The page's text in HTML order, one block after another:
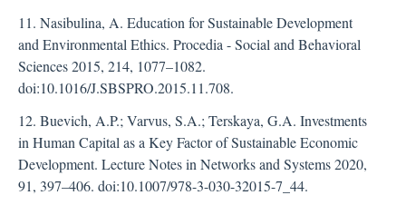
11. Nasibulina, A. Education for Sustainable Development
and Environmental Ethics. Procedia - Social and Behavioral
Sciences 2015, 214, 1077–1082.
doi:10.1016/J.SBSPRO.2015.11.708.
12. Buevich, A.P.; Varvus, S.A.; Terskaya, G.A. Investments
in Human Capital as a Key Factor of Sustainable Economic
Development. Lecture Notes in Networks and Systems 2020,
91, 397–406. doi:10.1007/978-3-030-32015-7_44.